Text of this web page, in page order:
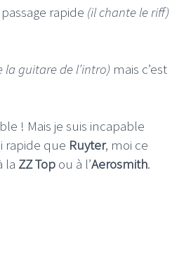
rapide (il chante le riff)
la guitare de l’intro) mais c’est
! Mais je suis incapable
rapide que Ruyter, moi ce
la ZZ Top ou à l’Aerosmith.